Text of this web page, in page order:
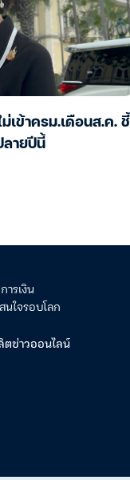
เข้าครม.เดือนส.ค. ชี้
ายปีนี้
ารเงิน
นใจรอบโลก
ข่าวออนไลน์